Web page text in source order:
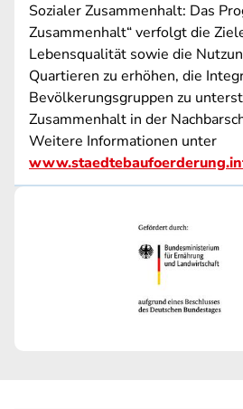
Sozialer Zusammenhalt: Das
Zusammenhalt“ verfolgt die
Lebensqualität sowie die
Quartieren zu erhöhen, die
Bevölkerungsgruppen zu
Zusammenhalt in der
Weitere Informationen unter